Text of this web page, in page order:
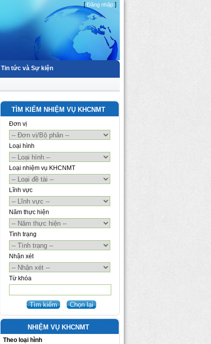
[Đăng nhập ]
Tin tức và Sự kiện
TÌM KIẾM NHIỆM VỤ KHCNMT
Đơn vị
Loại hình
Loại nhiệm vụ KHCNMT
Lĩnh vực
Năm thực hiện
Tình trạng
Nhận xét
Từ khóa
NHIỆM VỤ KHCNMT
Theo loại hình